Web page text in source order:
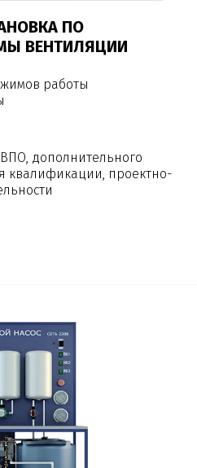
ПО
ВЕНТИЛЯЦИИ
работы
дополнительного
квалификации, проектно-